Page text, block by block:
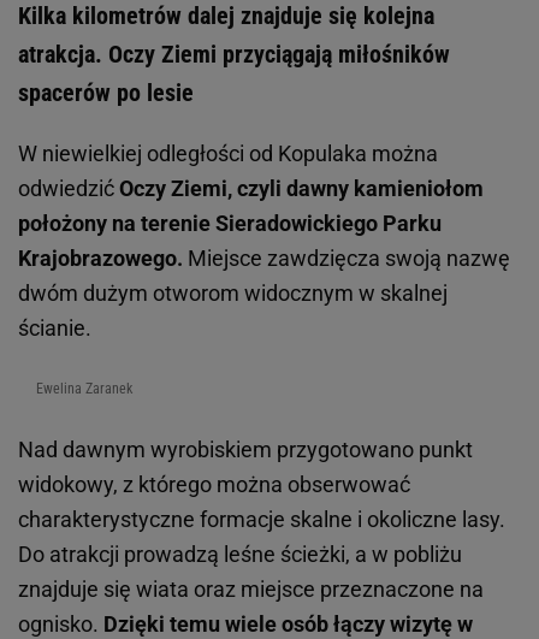
Kilka kilometrów dalej znajduje się kolejna
atrakcja. Oczy Ziemi przyciągają miłośników
spacerów po lesie
W niewielkiej odległości od Kopulaka można
odwiedzićOczy Ziemi, czyli dawny kamieniołom
położony na terenie Sieradowickiego Parku
Krajobrazowego. Miejsce zawdzięcza swoją nazwę
dwóm dużym otworom widocznym w skalnej
ścianie.